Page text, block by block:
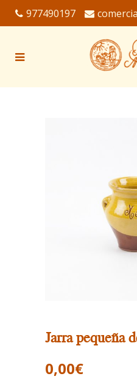
977490197
Jarra pequeña
0,00€